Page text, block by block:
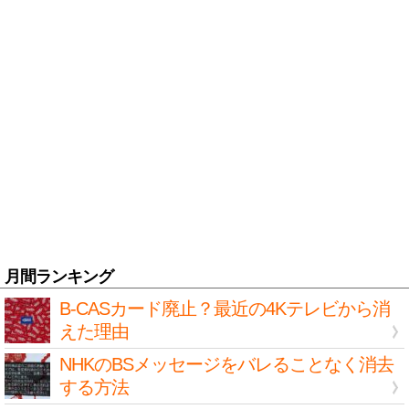
月間ランキング
B-CASカード廃止？最近の4Kテレビから消
えた理由
NHKのBSメッセージをバレることなく消去
する方法